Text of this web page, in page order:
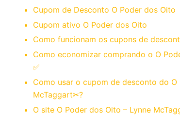
Cupom de Desconto O Poder dos Oito
Cupom ativo O Poder dos Oito
Como funcionam os cupons de
Como economizar comprando o O
✅
Como usar o cupom de desconto do O
McTaggart✂?
O site O Poder dos Oito – Lynne